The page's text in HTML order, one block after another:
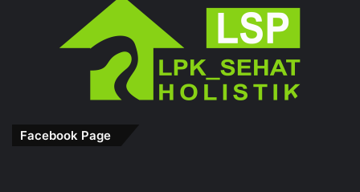
Facebook Page